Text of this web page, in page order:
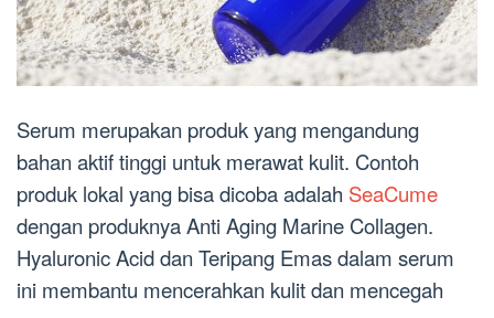
Serum merupakan produk yang mengandung
bahan aktif tinggi untuk merawat kulit. Contoh
produk lokal yang bisa dicoba adalah SeaCume
dengan produknya Anti Aging Marine Collagen.
Hyaluronic Acid dan Teripang Emas dalam serum
ini membantu mencerahkan kulit dan mencegah